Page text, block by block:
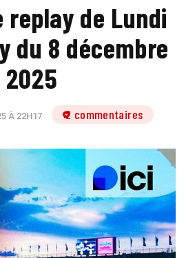
replay de Lundi
du 8 décembre
2025
À 22H17 2 commentaires